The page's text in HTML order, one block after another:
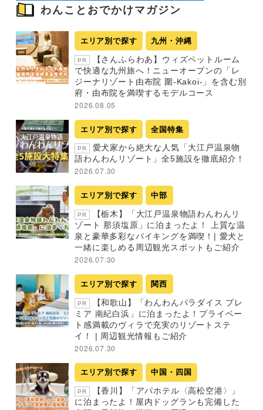
わんことおでかけマガジン
エリア別で探す 九州・沖縄
PR
【さんふらわあ】ウィズペットルーム
で快適な九州旅へ！ニューオープンの「レ
ジーナリゾート由布院 圍-Kakoi-」を含む別
府・由布院を満喫するモデルコース
2026.08.05
エリア別で探す 全国特集
PR
愛犬家から絶大な人気「大江戸温泉物
語わんわんリゾート」全5施設を徹底紹介！
2026.07.30
エリア別で探す 中部
PR
【栃木】「大江戸温泉物語わんわんリ
ゾート 那須塩原」に泊まったよ！ 上質な温
泉と豪華多彩なバイキングを満喫！| 愛犬と
一緒に楽しめる周辺観光スポットもご紹介
2026.07.30
エリア別で探す 関西
PR
【和歌山】「わんわんパラダイス プレ
ミア 南紀白浜」に泊まったよ！プライベー
ト感満載のヴィラで充実のリゾートステ
イ！ | 周辺観光情報もご紹介
2026.07.30
エリア別で探す 中国・四国
PR
【香川】「アパホテル〈高松空港〉」
に泊まったよ！屋内ドッグランも完備した